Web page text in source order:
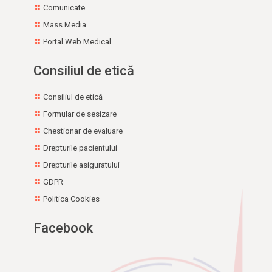
Comunicate
Mass Media
Portal Web Medical
Consiliul de etică
Consiliul de etică
Formular de sesizare
Chestionar de evaluare
Drepturile pacientului
Drepturile asiguratului
GDPR
Politica Cookies
Facebook